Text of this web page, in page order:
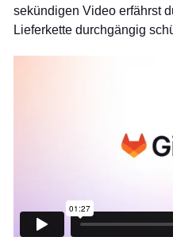
sekündigen Video erfährst
Lieferkette durchgängig